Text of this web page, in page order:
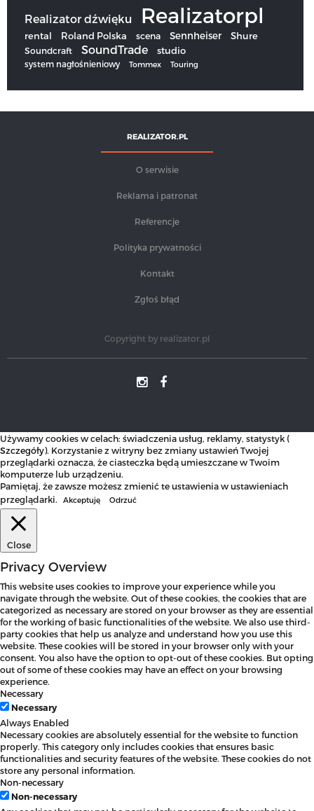
Realizator dźwięku Realizatorpl
rental Roland Polska scena Sennheiser Shure
Soundcraft SoundTrade studio
system nagłośnieniowy Tommex Touring
REALIZATOR.PL
O serwisie
Reklama i patronat
Referencje
Polityka prywatności
Kontakt
Zgłoś błąd
Copyright by realizator.pl
Używamy cookies w celach: świadczenia usług, reklamy, statystyk (
Szczegóły). Korzystanie z witryny bez zmiany ustawień Twojej
przeglądarki oznacza, że ciasteczka będą umieszczane w Twoim
komputerze lub urządzeniu.
Pamiętaj, że zawsze możesz zmienić te ustawienia w ustawieniach
przeglądarki.
Akceptuję Odrzuć
Close
Privacy Overview
This website uses cookies to improve your experience while you
navigate through the website. Out of these cookies, the cookies that are
categorized as necessary are stored on your browser as they are essential
for the working of basic functionalities of the website. We also use third-
party cookies that help us analyze and understand how you use this
website. These cookies will be stored in your browser only with your
consent. You also have the option to opt-out of these cookies. But opting
out of some of these cookies may have an effect on your browsing
experience.
Necessary
Necessary
Always Enabled
Necessary cookies are absolutely essential for the website to function
properly. This category only includes cookies that ensures basic
functionalities and security features of the website. These cookies do not
store any personal information.
Non-necessary
Non-necessary